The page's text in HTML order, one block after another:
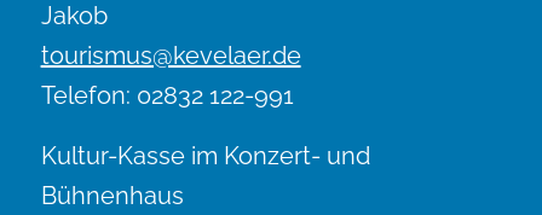
Jakob
tourismus@kevelaer.de
Telefon: 02832 122-991
Kultur-Kasse im Konzert- und
Bühnenhaus